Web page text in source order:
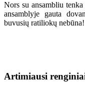
Nors su ansambliu
ansamblyje gauta
buvusių ratiliokų nebūna!
Artimiausi